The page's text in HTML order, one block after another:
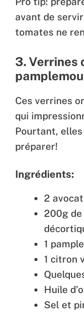
avant de
tomates ne
3. Verrines
Ces verrines
qui
Pourtant,
préparer!
Ingrédients:
2
200g
1
1 citron
Huile
Sel et